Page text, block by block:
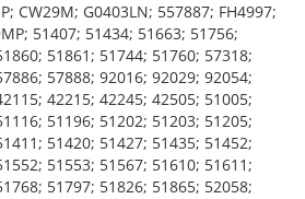
CW29M; G0403LN; 557887; FH4997;
51407; 51434; 51663; 51756;
51861; 51744; 51760; 57318;
57888; 92016; 92029; 92054;
42215; 42245; 42505; 51005;
51196; 51202; 51203; 51205;
51420; 51427; 51435; 51452;
51553; 51567; 51610; 51611;
51797; 51826; 51865; 52058;